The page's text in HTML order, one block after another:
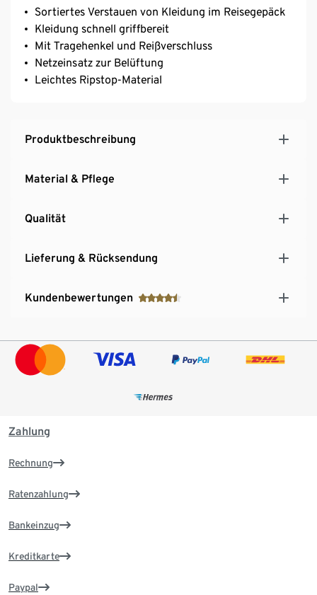
Sortiertes Verstauen von Kleidung im Reisegepäck
Kleidung schnell griffbereit
Mit Tragehenkel und Reißverschluss
Netzeinsatz zur Belüftung
Leichtes Ripstop-Material
Produktbeschreibung
Material & Pflege
Qualität
Lieferung & Rücksendung
Kundenbewertungen
Zahlung
Rechnung
Ratenzahlung
Bankeinzug
Kreditkarte
Paypal